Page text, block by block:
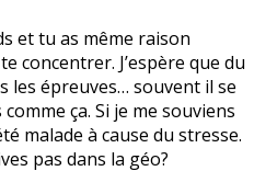
et tu as même raison
concentrer. J’espère que du
les épreuves… souvent il se
ça. Si je me souviens
malade à cause du stresse.
pas dans la géo?